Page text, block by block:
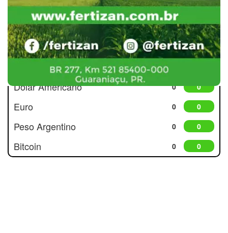
Cotações
Dólar Americano 0 0
Euro 0 0
Peso Argentino 0 0
Bitcoin 0 0